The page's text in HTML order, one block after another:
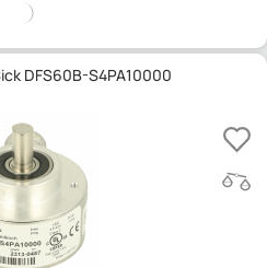
DFS60B-S4PA10000